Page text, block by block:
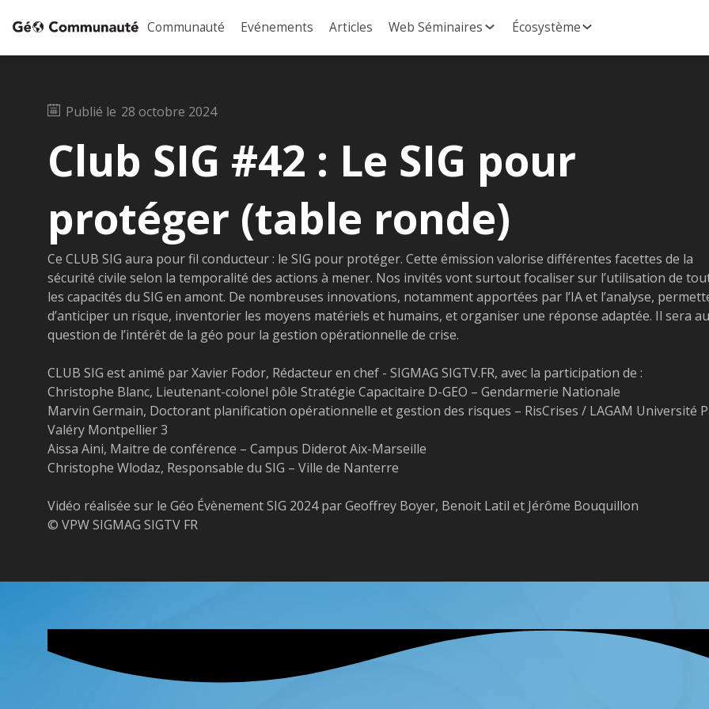
Communauté Evénements Articles Web Séminaires Écosystème
Publié le 28 octobre 2024
Club SIG #42 : Le SIG pour
protéger (table ronde)
Ce CLUB SIG aura pour fil conducteur : le SIG pour protéger. Cette émission valorise différentes facettes de la
sécurité civile selon la temporalité des actions à mener. Nos invités vont surtout focaliser sur l’utilisation de
les capacités du SIG en amont. De nombreuses innovations, notamment apportées par l’IA et l’analyse,
d’anticiper un risque, inventorier les moyens matériels et humains, et organiser une réponse adaptée. Il sera
question de l’intérêt de la géo pour la gestion opérationnelle de crise.
CLUB SIG est animé par Xavier Fodor, Rédacteur en chef - SIGMAG SIGTV.FR, avec la participation de :
Christophe Blanc, Lieutenant-colonel pôle Stratégie Capacitaire D-GEO – Gendarmerie Nationale
Marvin Germain, Doctorant planification opérationnelle et gestion des risques – RisCrises / LAGAM Université
Valéry Montpellier 3
Aissa Aini, Maitre de conférence – Campus Diderot Aix-Marseille
Christophe Wlodaz, Responsable du SIG – Ville de Nanterre
Vidéo réalisée sur le Géo Évènement SIG 2024 par Geoffrey Boyer, Benoit Latil et Jérôme Bouquillon
© VPW SIGMAG SIGTV FR